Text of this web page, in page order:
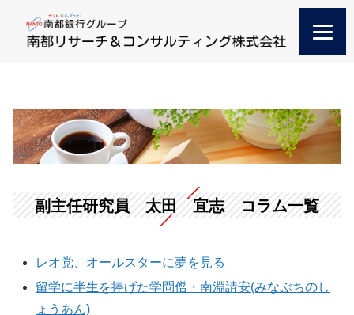
副主任研究員 太田 宜志 コラム一覧
レオ党、オールスターに夢を見る
留学に半生を捧げた学問僧・南淵請安(みなぶちのし
ょうあん)